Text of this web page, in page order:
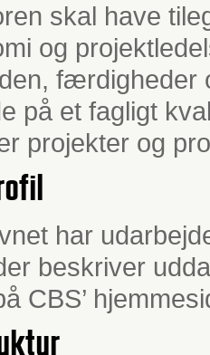
skal have
og
færdigheder
på et fagligt
projekter og
har
beskriver
CBS’